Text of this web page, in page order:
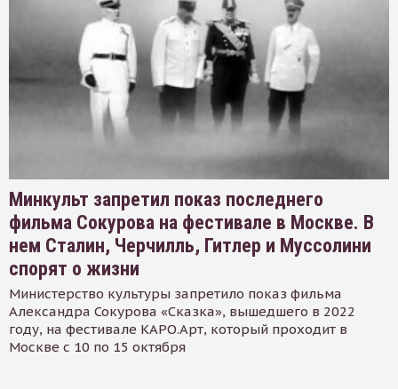
Минкульт запретил показ последнего
фильма Сокурова на фестивале в Москве. В
нем Сталин, Черчилль, Гитлер и Муссолини
спорят о жизни
Министерство культуры запретило показ фильма
Александра Сокурова «Сказка», вышедшего в 2022
году, на фестивале КАРО.Арт, который проходит в
Москве с 10 по 15 октября